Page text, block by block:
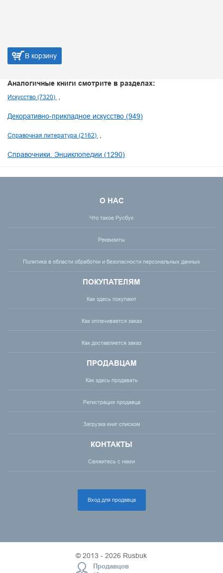
В корзину
Аналогичные книги смотрите в разделах:
Искусство (7320)
Декоративно-прикладное искусство (949)
Справочная литература (2162)
Справочники. Энциклопедии (1290)
О НАС
Что такое Русбук
Реквизиты
Политика в области обработки и безопасности персональных данных
ПОКУПАТЕЛЯМ
Как здесь покупают
Как оплачивается заказ
Как доставляется заказ
ПРОДАВЦАМ
Как здесь продавать
Регистрация продавца
Загрузка книг списком
КОНТАКТЫ
Свяжитесь с нами
Вход для продавца
© 2013 - 2026 Rusbuk
Продавцов